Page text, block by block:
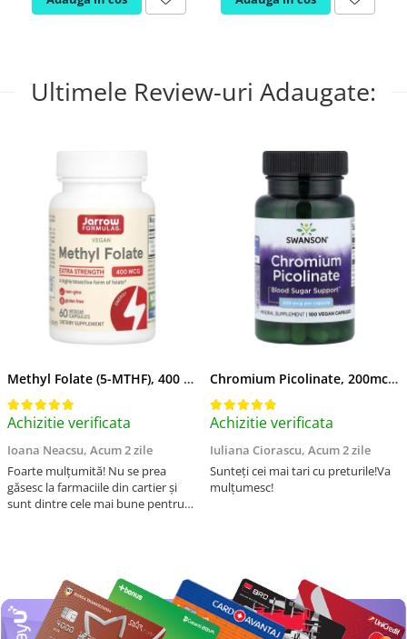
Ultimele Review-uri Adaugate:
Methyl Folate (5-MTHF), 400 mcg, Jarrow Formulas, 60 capsule
Achizitie verificata
Ioana Neacsu, Acum 2 zile
Foarte mulțumită! Nu se prea
găsesc la farmaciile din cartier și
sunt dintre cele mai bune pentru
Chromium Picolinate, 200mcg, Swanson, 100 capsule SW922
Achizitie verificata
Iuliana Ciorascu, Acum 2 zile
Sunteți cei mai tari cu preturile!Va
mulțumesc!